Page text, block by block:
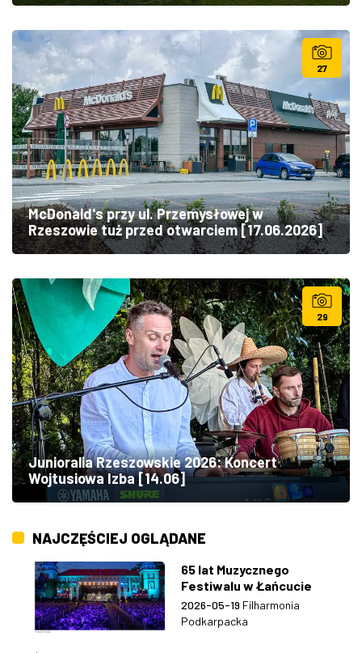
27
McDonald's przy ul. Przemysłowej w
Rzeszowie tuż przed otwarciem [17.06.2026]
29
Junioralia Rzeszowskie 2026: Koncert
Wojtusiowa Izba [14.06]
NAJCZĘŚCIEJ OGLĄDANE
65 lat Muzycznego
Festiwalu w Łańcucie
2026-05-19 Filharmonia
Podkarpacka